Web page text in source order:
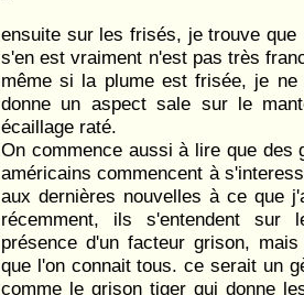
ensuite sur les frisés, je trouve
s'en est vraiment n'est pas très
même si la plume est frisée, je
donne un aspect sale sur le
écaillage raté.
On commence aussi à lire que des
américains commencent à
aux dernières nouvelles à ce que
récemment, ils s'entendent
présence d'un facteur grison,
que l'on connait tous. ce serait un
comme le grison tiger qui donne